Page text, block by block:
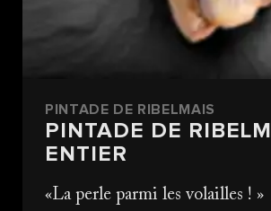
PINTADE DE RIBELMAIS
PINTADE DE
ENTIER
La perle parmi les volailles !